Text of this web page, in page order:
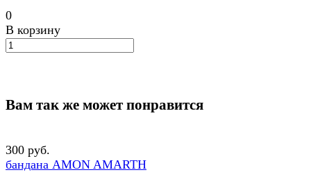
0
В корзину
Вам так же может понравится
300 руб.
бандана AMON AMARTH